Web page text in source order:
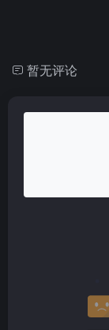
暂无评论